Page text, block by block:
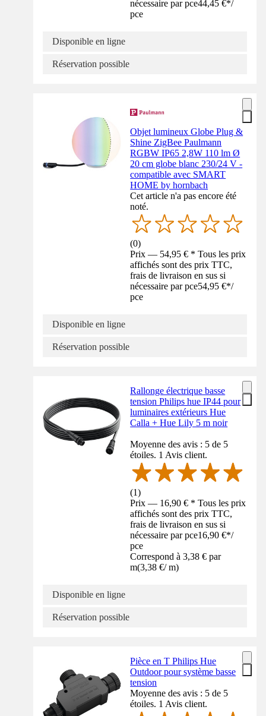
nécessaire par pce44,45 €*/
pce
Disponible en ligne
Réservation possible
Objet lumineux Globe Plug &
Shine ZigBee Paulmann
RGBW IP65 2,8W 110 lm Ø
20 cm globe blanc 230/24 V -
compatible avec SMART
HOME by hornbach
Cet article n'a pas encore été
noté.
(0)
Prix — 54,95 € * Tous les prix
affichés sont des prix TTC,
frais de livraison en sus si
nécessaire par pce54,95 €*/
pce
Disponible en ligne
Réservation possible
Rallonge électrique basse
tension Philips hue IP44 pour
luminaires extérieurs Hue
Calla + Hue Lily 5 m noir
Moyenne des avis : 5 de 5
étoiles. 1 Avis client.
(1)
Prix — 16,90 € * Tous les prix
affichés sont des prix TTC,
frais de livraison en sus si
nécessaire par pce16,90 €*/
pce
Correspond à 3,38 € par
m(3,38 €/ m)
Disponible en ligne
Réservation possible
Pièce en T Philips Hue
Outdoor pour système basse
tension
Moyenne des avis : 5 de 5
étoiles. 1 Avis client.